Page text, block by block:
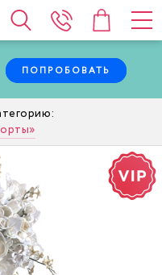
ПОПРОБОВАТЬ